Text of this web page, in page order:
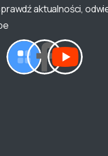
aktualności,